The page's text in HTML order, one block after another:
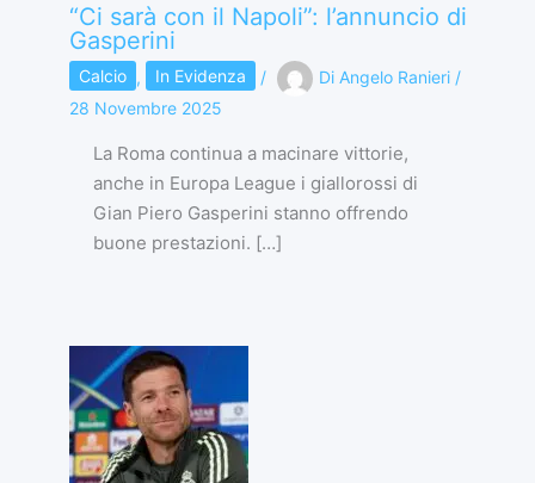
“Ci sarà con il Napoli”: l’annuncio di
Gasperini
Calcio , In Evidenza / Di Angelo Ranieri /
28 Novembre 2025
La Roma continua a macinare vittorie,
anche in Europa League i giallorossi di
Gian Piero Gasperini stanno offrendo
buone prestazioni. […]